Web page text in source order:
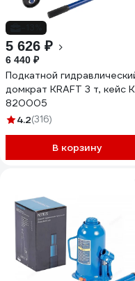
5 626 ₽
6 440 ₽
Подкатной
домкрат KRAFT 3 т, кейс
820005
4.2(316)
В корзину